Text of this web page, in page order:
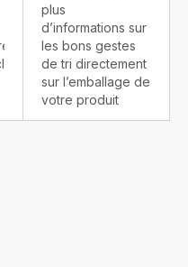
plus
d’informations sur
les bons gestes
de tri directement
sur l’emballage de
votre produit